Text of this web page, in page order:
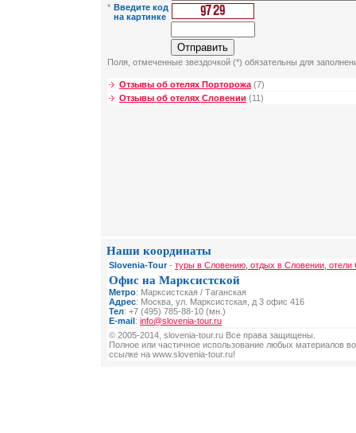
* Введите код
на картинке
Поля, отмеченные звездочкой (*) обязательны для
Отзывы об отелях Порторожа(7)
Отзывы об отелях Словении (11)
Наши координаты
Slovenia-Tour- туры в Словению, отдых в Словении,
Офис на Марксистской
Метро: Марксистская / Таганская
Адрес: Москва, ул. Марксистская, д 3 офис 416
Тел: +7 (495) 785-88-10 (мн.)
E-mail: info@slovenia-tour.ru
© 2005-2014, slovenia-tour.ru Все права защищены.
Полное или частичное использование любых материалов
ссылке на www.slovenia-tour.ru!